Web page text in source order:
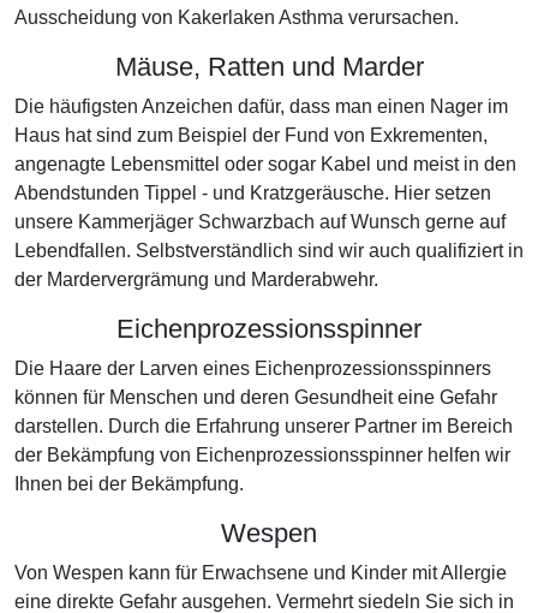
Ausscheidung von Kakerlaken Asthma verursachen.
Mäuse, Ratten und Marder
Die häufigsten Anzeichen dafür, dass man einen Nager im
Haus hat sind zum Beispiel der Fund von Exkrementen,
angenagte Lebensmittel oder sogar Kabel und meist in den
Abendstunden Tippel - und Kratzgeräusche. Hier setzen
unsere Kammerjäger Schwarzbach auf Wunsch gerne auf
Lebendfallen. Selbstverständlich sind wir auch qualifiziert in
der Mardervergrämung und Marderabwehr.
Eichenprozessionsspinner
Die Haare der Larven eines Eichenprozessionsspinners
können für Menschen und deren Gesundheit eine Gefahr
darstellen. Durch die Erfahrung unserer Partner im Bereich
der Bekämpfung von Eichenprozessionsspinner helfen wir
Ihnen bei der Bekämpfung.
Wespen
Von Wespen kann für Erwachsene und Kinder mit Allergie
eine direkte Gefahr ausgehen. Vermehrt siedeln Sie sich in